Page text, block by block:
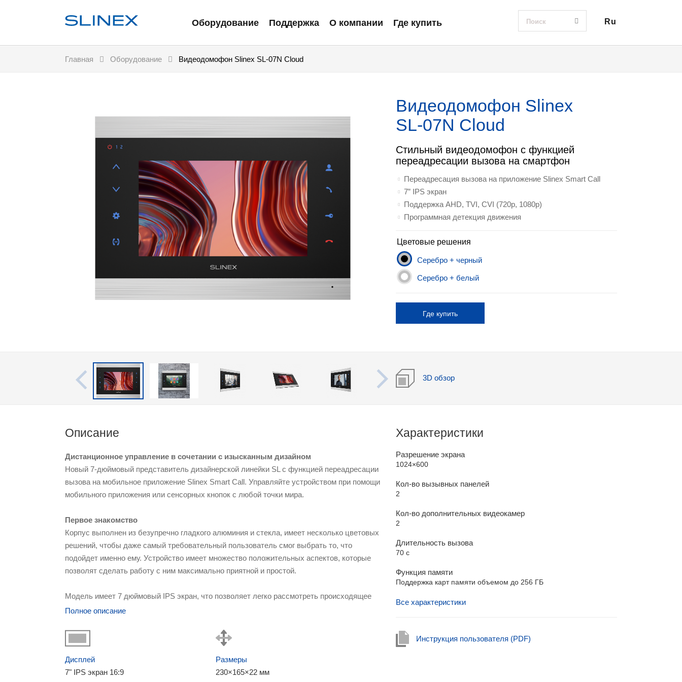
Оборудование Поддержка О компании Где купить Ru
Главная Оборудование Видеодомофон Slinex SL‑07N Cloud
Видеодомофон Slinex
SL‑07N Cloud
Стильный видеодомофон с функцией
переадресации вызова на смартфон
Переадресация вызова на приложение Slinex Smart Call
7” IPS экран
Поддержка AHD, TVI, CVI (720p, 1080p)
Программная детекция движения
Цветовые решения
Серебро + черный
Серебро + белый
Где купить
3D обзор
Описание
Дистанционное управление в сочетании с изысканным дизайном
Новый 7-дюймовый представитель дизайнерской линейки SL с функцией переадресации
вызова на мобильное приложение Slinex Smart Call. Управляйте устройством при помощи
мобильного приложения или сенсорных кнопок с любой точки мира.
Первое знакомство
Корпус выполнен из безупречно гладкого алюминия и стекла, имеет несколько цветовых
решений, чтобы даже самый требовательный пользователь смог выбрать то, что
подойдет именно ему. Устройство имеет множество положительных аспектов, которые
позволят сделать работу с ним максимально приятной и простой.
Модель имеет 7 дюймовый IPS экран, что позволяет легко рассмотреть происходящее
на улице или в помещении. SL‑07N Cloud очень удобен в использовании тем, что
приложения на вашем мобильном телефоне, планшете или из браузера ПК.
Особенности данной модели
Помимо стандартного подключения через Ethernet, SL‑07N Cloud оснащен возможностью
Полное описание
Дисплей
7" IPS экран 16:9
Размеры
230×165×22 мм
Характеристики
Разрешение экрана
1024×600
Кол-во вызывных панелей
2
Кол-во дополнительных видеокамер
2
Длительность вызова
70 с
Функция памяти
Поддержка карт памяти объемом до 256 ГБ
Все характеристики
Инструкция пользователя (PDF)